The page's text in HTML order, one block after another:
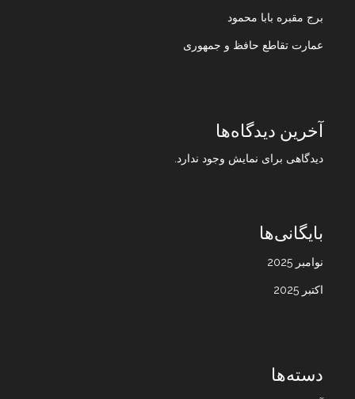
برج مقبره بابا محمود
عمارت تقاطع حافظ و جمهوری
آخرین دیدگاه‌ها
دیدگاهی برای نمایش وجود ندارد.
بایگانی‌ها
نوامبر 2025
اکتبر 2025
دسته‌ها